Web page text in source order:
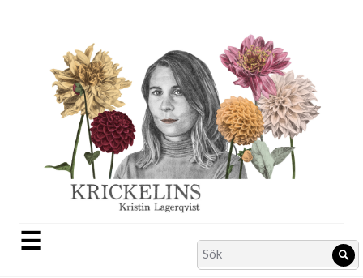
☰
Search
for: